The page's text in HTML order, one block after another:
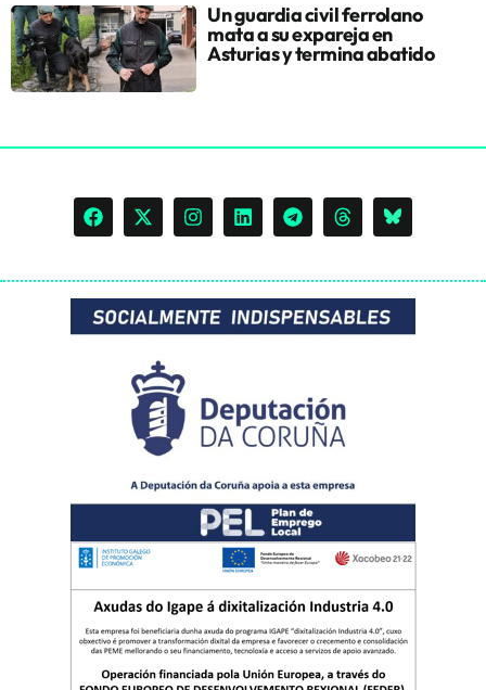
Un guardia civil ferrolano
mata a su expareja en
Asturias y termina abatido